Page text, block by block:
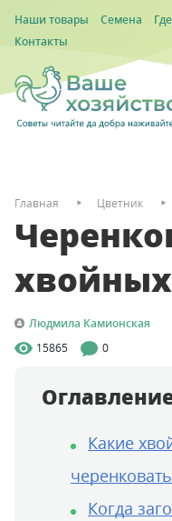
Наши товары Семена
Контакты
Главная Цветник
Людмила Камионская
15865 0
Какие
черенковать
Когда